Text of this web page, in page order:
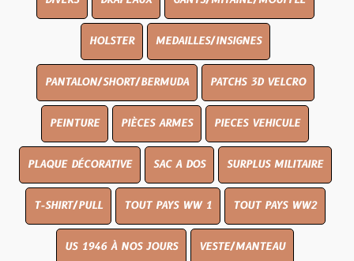
HOLSTER MEDAILLES/INSIGNES
PANTALON/SHORT/BERMUDA PATCHS 3D VELCRO
PEINTURE PIÈCES ARMES PIECES VEHICULE
PLAQUE DÉCORATIVE SAC A DOS SURPLUS MILITAIRE
T-SHIRT/PULL TOUT PAYS WW 1 TOUT PAYS WW2
US 1946 À NOS JOURS VESTE/MANTEAU